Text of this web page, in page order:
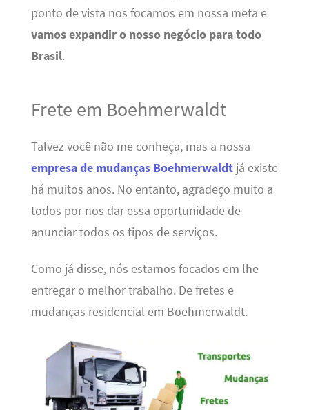
ponto de vista nos focamos em nossa meta e
vamos expandir o nosso negócio para todo
Brasil.
Frete em Boehmerwaldt
Talvez você não me conheça, mas a nossa
empresa de mudanças Boehmerwaldt já existe
há muitos anos. No entanto, agradeço muito a
todos por nos dar essa oportunidade de
anunciar todos os tipos de serviços.
Como já disse, nós estamos focados em lhe
entregar o melhor trabalho. De fretes e
mudanças residencial em Boehmerwaldt.